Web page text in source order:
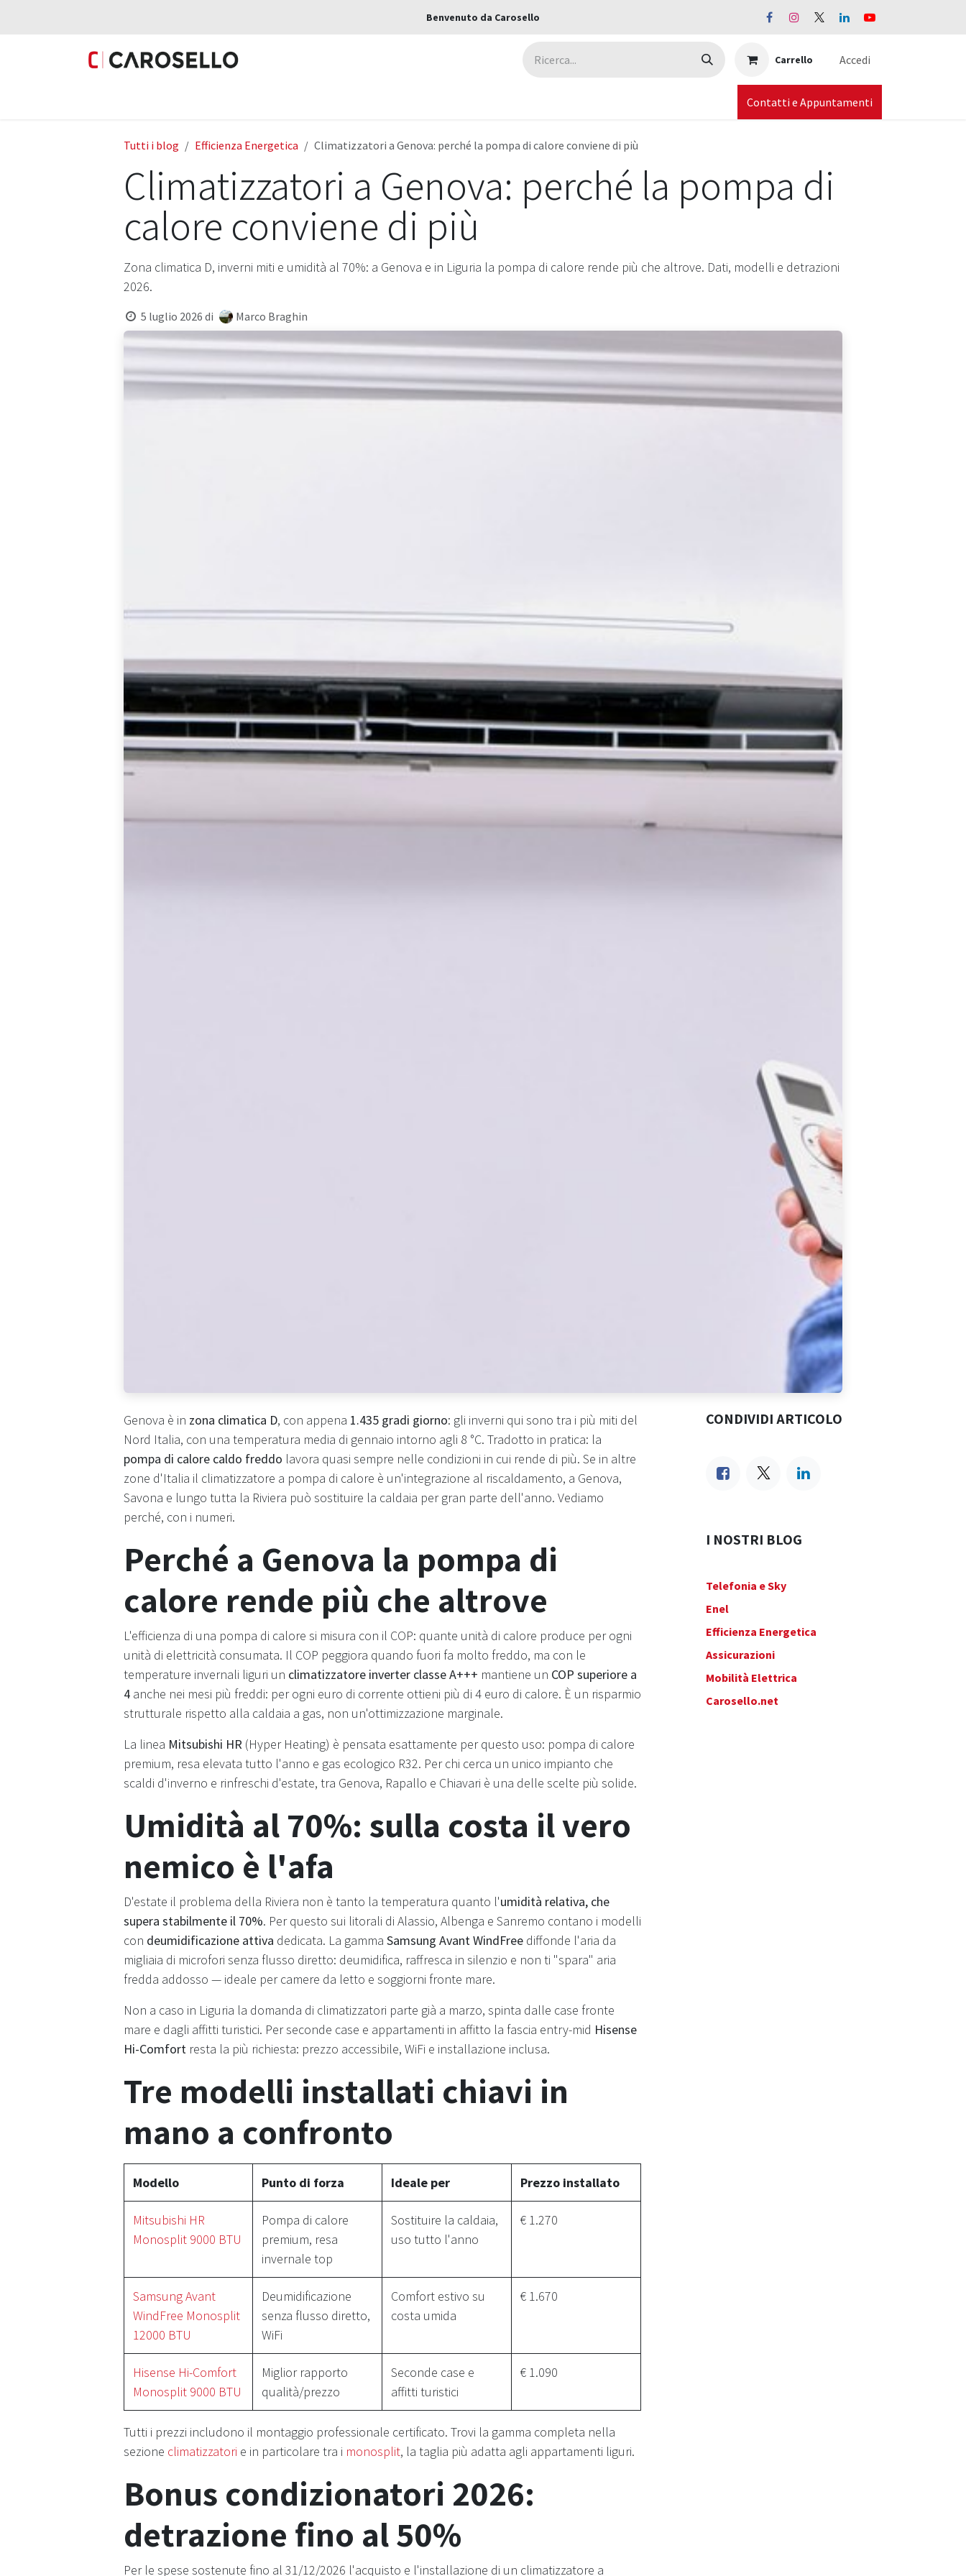
Benvenuto da Carosello
Carrello Accedi
Contatti e Appuntamenti
Tutti i blog Efficienza Energetica Climatizzatori a Genova: perché la pompa di calore conviene di più
Climatizzatori a Genova: perché la pompa di
calore conviene di più
Zona climatica D, inverni miti e umidità al 70%: a Genova e in Liguria la pompa di calore rende più che altrove. Dati, modelli e detrazioni
2026.
5 luglio 2026 di Marco Braghin
Genova è in zona climatica D, con appena 1.435 gradi giorno: gli inverni qui sono tra i più miti del
Nord Italia, con una temperatura media di gennaio intorno agli 8 °C. Tradotto in pratica: la
pompa di calore caldo freddo lavora quasi sempre nelle condizioni in cui rende di più. Se in altre
zone d'Italia il climatizzatore a pompa di calore è un'integrazione al riscaldamento, a Genova,
Savona e lungo tutta la Riviera può sostituire la caldaia per gran parte dell'anno. Vediamo
perché, con i numeri.
Perché a Genova la pompa di
calore rende più che altrove
L'efficienza di una pompa di calore si misura con il COP: quante unità di calore produce per ogni
unità di elettricità consumata. Il COP peggiora quando fuori fa molto freddo, ma con le
temperature invernali liguri un climatizzatore inverter classe A+++ mantiene un COP superiore a
4 anche nei mesi più freddi: per ogni euro di corrente ottieni più di 4 euro di calore. È un risparmio
strutturale rispetto alla caldaia a gas, non un'ottimizzazione marginale.
La linea Mitsubishi HR (Hyper Heating) è pensata esattamente per questo uso: pompa di calore
premium, resa elevata tutto l'anno e gas ecologico R32. Per chi cerca un unico impianto che
scaldi d'inverno e rinfreschi d'estate, tra Genova, Rapallo e Chiavari è una delle scelte più solide.
Umidità al 70%: sulla costa il vero
nemico è l'afa
D'estate il problema della Riviera non è tanto la temperatura quanto l'umidità relativa, che
supera stabilmente il 70%. Per questo sui litorali di Alassio, Albenga e Sanremo contano i modelli
con deumidificazione attiva dedicata. La gamma Samsung Avant WindFree diffonde l'aria da
migliaia di microfori senza flusso diretto: deumidifica, raffresca in silenzio e non ti "spara" aria
fredda addosso — ideale per camere da letto e soggiorni fronte mare.
Non a caso in Liguria la domanda di climatizzatori parte già a marzo, spinta dalle case fronte
mare e dagli affitti turistici. Per seconde case e appartamenti in affitto la fascia entry-mid Hisense
Hi-Comfort resta la più richiesta: prezzo accessibile, WiFi e installazione inclusa.
Tre modelli installati chiavi in
mano a confronto
Modello Punto di forza Ideale per Prezzo installato
Mitsubishi HR
Monosplit 9000 BTU
Pompa di calore
premium, resa
invernale top
Sostituire la caldaia,
uso tutto l'anno
€ 1.270
Samsung Avant
WindFree Monosplit
12000 BTU
Deumidificazione
senza flusso diretto,
WiFi
Comfort estivo su
costa umida
€ 1.670
Hisense Hi-Comfort
Monosplit 9000 BTU
Miglior rapporto
qualità/prezzo
Seconde case e
affitti turistici
€ 1.090
Tutti i prezzi includono il montaggio professionale certificato. Trovi la gamma completa nella
sezione climatizzatori e in particolare tra i monosplit, la taglia più adatta agli appartamenti liguri.
Bonus condizionatori 2026:
detrazione fino al 50%
Per le spese sostenute fino al 31/12/2026 l'acquisto e l'installazione di un climatizzatore a
CONDIVIDI ARTICOLO
I NOSTRI BLOG
Telefonia e Sky
Enel
Efficienza Energetica
Assicurazioni
Mobilità Elettrica
Carosello.net